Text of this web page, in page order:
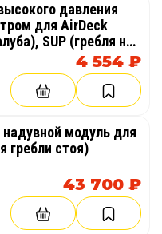
давления
для AirDeck
SUP (гребля на
4 554 ₽
модуль для
гребли стоя)
43 700 ₽